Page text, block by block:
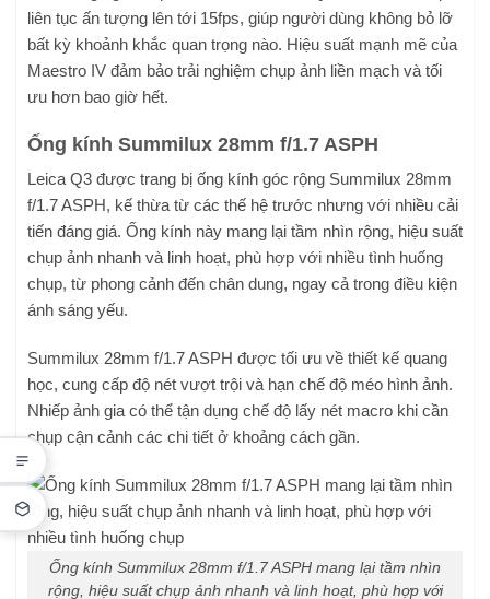
liên tục ấn tượng lên tới 15fps, giúp người dùng không bỏ lỡ
bất kỳ khoảnh khắc quan trọng nào. Hiệu suất mạnh mẽ của
Maestro IV đảm bảo trải nghiệm chụp ảnh liền mạch và tối
ưu hơn bao giờ hết.
Ống kính Summilux 28mm f/1.7 ASPH
Leica Q3 được trang bị ống kính góc rộng Summilux 28mm
f/1.7 ASPH, kế thừa từ các thế hệ trước nhưng với nhiều cải
tiến đáng giá. Ống kính này mang lại tầm nhìn rộng, hiệu suất
chụp ảnh nhanh và linh hoạt, phù hợp với nhiều tình huống
chụp, từ phong cảnh đến chân dung, ngay cả trong điều kiện
ánh sáng yếu.
Summilux 28mm f/1.7 ASPH được tối ưu về thiết kế quang
học, cung cấp độ nét vượt trội và hạn chế độ méo hình ảnh.
Nhiếp ảnh gia có thể tận dụng chế độ lấy nét macro khi cần
chụp cận cảnh các chi tiết ở khoảng cách gần.
Ống kính Summilux 28mm f/1.7 ASPH mang lại tầm nhìn
rộng, hiệu suất chụp ảnh nhanh và linh hoạt, phù hợp với